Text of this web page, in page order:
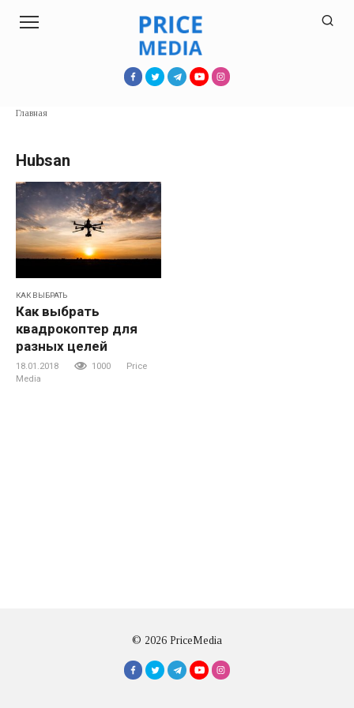
Главная
Hubsan
КАК ВЫБРАТЬ
Как выбрать
квадрокоптер для
разных целей
18.01.2018 1000
Price
Media
© 2026 PriceMedia